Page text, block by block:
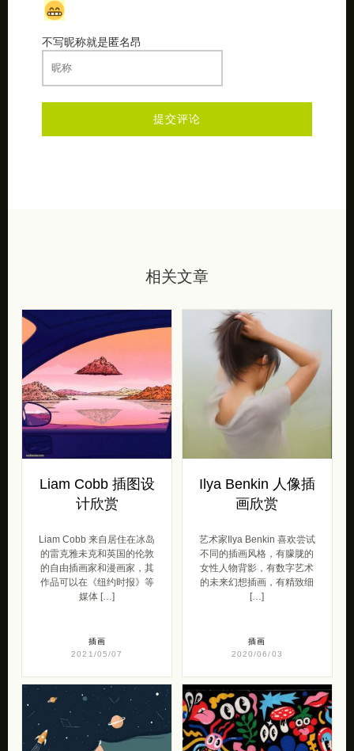
不写昵称就是匿名昂
相关文章
Liam Cobb 插图设
计欣赏
Liam Cobb 来自居住在冰岛
的雷克雅未克和英国的伦敦
的自由插画家和漫画家，其
作品可以在《纽约时报》等
媒体 […]
插画
2021/05/07
Ilya Benkin 人像插
画欣赏
艺术家Ilya Benkin 喜欢尝试
不同的插画风格，有朦胧的
女性人物背影，有数字艺术
的未来幻想插画，有精致细
[…]
插画
2020/06/03